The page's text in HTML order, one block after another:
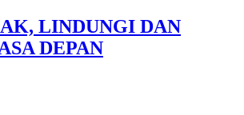
LINDUNGI DAN
DEPAN